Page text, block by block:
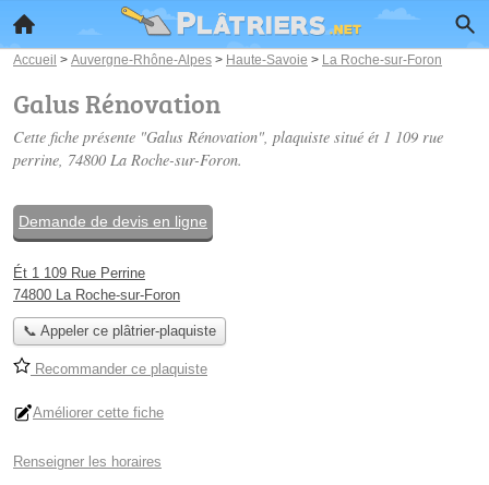
Accueil > Auvergne-Rhône-Alpes > Haute-Savoie > La Roche-sur-Foron
Galus Rénovation
Cette fiche présente "Galus Rénovation", plaquiste situé ét 1 109 rue
perrine, 74800 La Roche-sur-Foron.
Demande de devis en ligne
Ét 1 109 Rue Perrine
74800 La Roche-sur-Foron
📞 Appeler ce plâtrier-plaquiste
Recommander ce plaquiste
Améliorer cette fiche
Renseigner les horaires